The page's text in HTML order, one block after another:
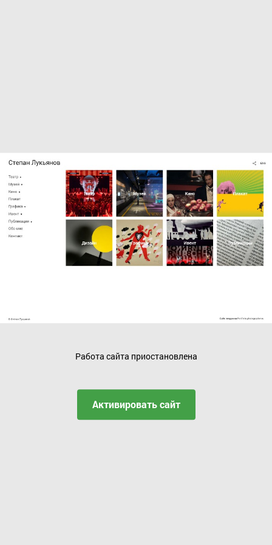
Работа сайта приостановлена
Активировать сайт